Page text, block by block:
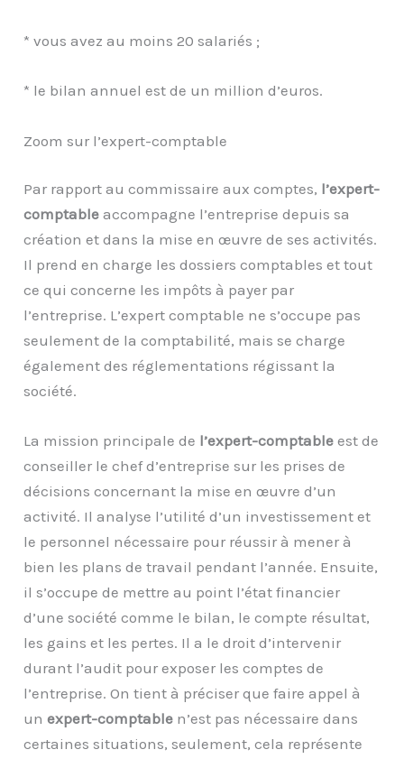
* vous avez au moins 20 salariés ;
* le bilan annuel est de un million d’euros.
Zoom sur l’expert-comptable
Par rapport au commissaire aux comptes, l’expert-
comptable accompagne l’entreprise depuis sa
création et dans la mise en œuvre de ses activités.
Il prend en charge les dossiers comptables et tout
ce qui concerne les impôts à payer par
l’entreprise. L’expert comptable ne s’occupe pas
seulement de la comptabilité, mais se charge
également des réglementations régissant la
société.
La mission principale de l’expert-comptable est de
conseiller le chef d’entreprise sur les prises de
décisions concernant la mise en œuvre d’un
activité. Il analyse l’utilité d’un investissement et
le personnel nécessaire pour réussir à mener à
bien les plans de travail pendant l’année. Ensuite,
il s’occupe de mettre au point l’état financier
d’une société comme le bilan, le compte résultat,
les gains et les pertes. Il a le droit d’intervenir
durant l’audit pour exposer les comptes de
l’entreprise. On tient à préciser que faire appel à
unexpert-comptable n’est pas nécessaire dans
certaines situations, seulement, cela représente